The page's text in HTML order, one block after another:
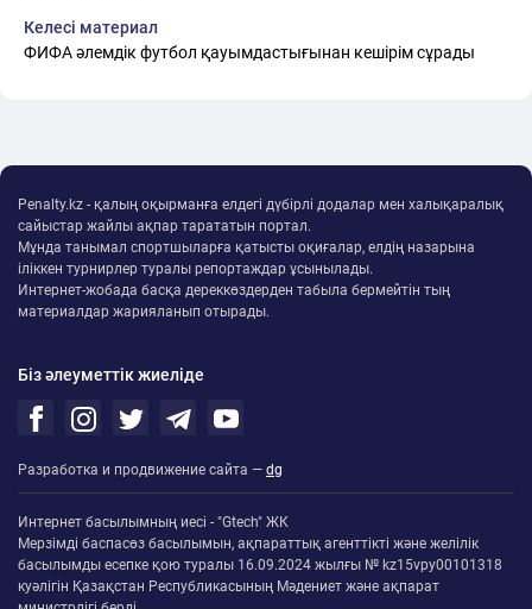
Келесі материал
ФИФА әлемдік футбол қауымдастығынан кешірім сұрады
Penalty.kz - қалың оқырманға елдегі дүбірлі додалар мен халықаралық
сайыстар жайлы ақпар тарататын портал.
Мұнда танымал спортшыларға қатысты оқиғалар, елдің назарына
іліккен турнирлер туралы репортаждар ұсынылады.
Интернет-жобада басқа дереккөздерден табыла бермейтін тың
материалдар жарияланып отырады.
Біз әлеуметтік жиеліде
Разработка и продвижение сайта — dg
Интернет басылымның иесі - "Gtech" ЖК
Мерзімді баспасөз басылымын, ақпараттық агенттікті және желілік
басылымды есепке қою туралы 16.09.2024 жылғы № kz15vpy00101318
куәлігін Қазақстан Республикасының Мәдениет және ақпарат